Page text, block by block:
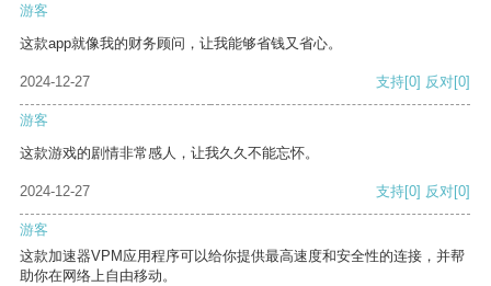
游客
这款app就像我的财务顾问，让我能够省钱又省心。
2024-12-27 支持[0] 反对[0]
游客
这款游戏的剧情非常感人，让我久久不能忘怀。
2024-12-27 支持[0] 反对[0]
游客
这款加速器VPM应用程序可以给你提供最高速度和安全性的连接，并帮
助你在网络上自由移动。